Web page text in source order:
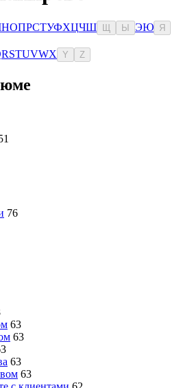
НОПРСТУФХЦЧШ Ы ЭЮ Я
RSTUVWX Y Z
76
63
63
63
63